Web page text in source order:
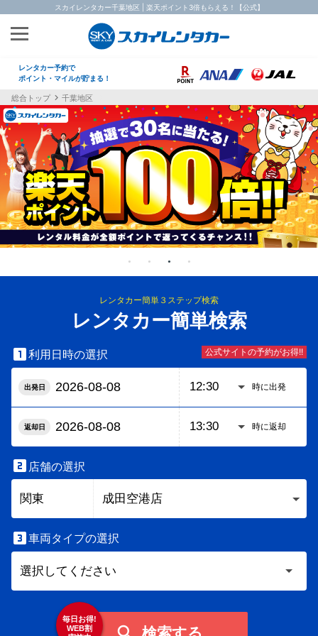
スカイレンタカー千葉地区 | 楽天ポイント3倍もらえる！【公式】
レンタカー予約で
ポイント・マイルが貯まる！
総合トップ 千葉地区
レンタカー簡単３ステップ検索
レンタカー簡単検索
公式サイトの予約がお得!!
利用日時の選択
出発日 時に出発
返却日 時に返却
 店舗の選択
車両タイプの選択
毎日お得!
WEB割
検索する